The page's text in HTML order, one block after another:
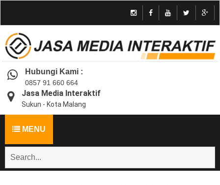
Hubungi Kami :
0857 91 660 664
Jasa Media Interaktif
Sukun - Kota Malang
MENU